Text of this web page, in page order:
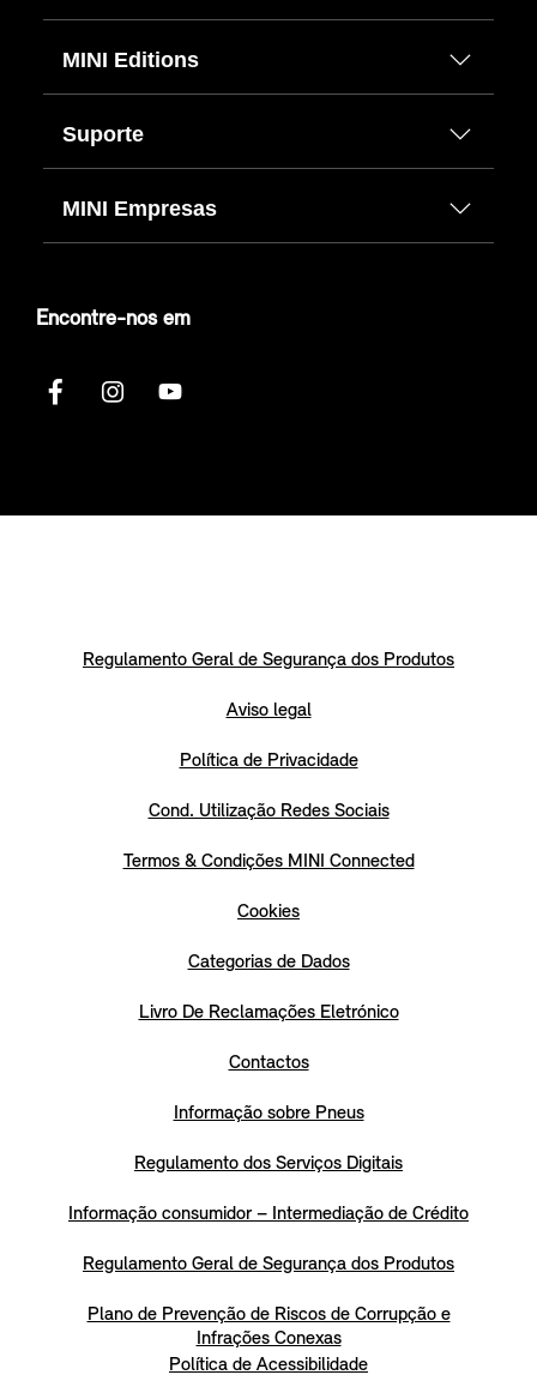
MINI Editions
Suporte
MINI Empresas
Encontre-nos em
Regulamento Geral de Segurança dos Produtos
Aviso legal
Política de Privacidade
Cond. Utilização Redes Sociais
Termos & Condições MINI Connected
Cookies
Categorias de Dados
Livro De Reclamações Eletrónico
Contactos
Informação sobre Pneus
Regulamento dos Serviços Digitais
Informação consumidor – Intermediação de Crédito
Regulamento Geral de Segurança dos Produtos
Plano de Prevenção de Riscos de Corrupção e
Infrações Conexas
Política de Acessibilidade